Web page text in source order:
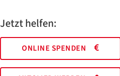
Jetzt helfen:
ONLINE SPENDEN